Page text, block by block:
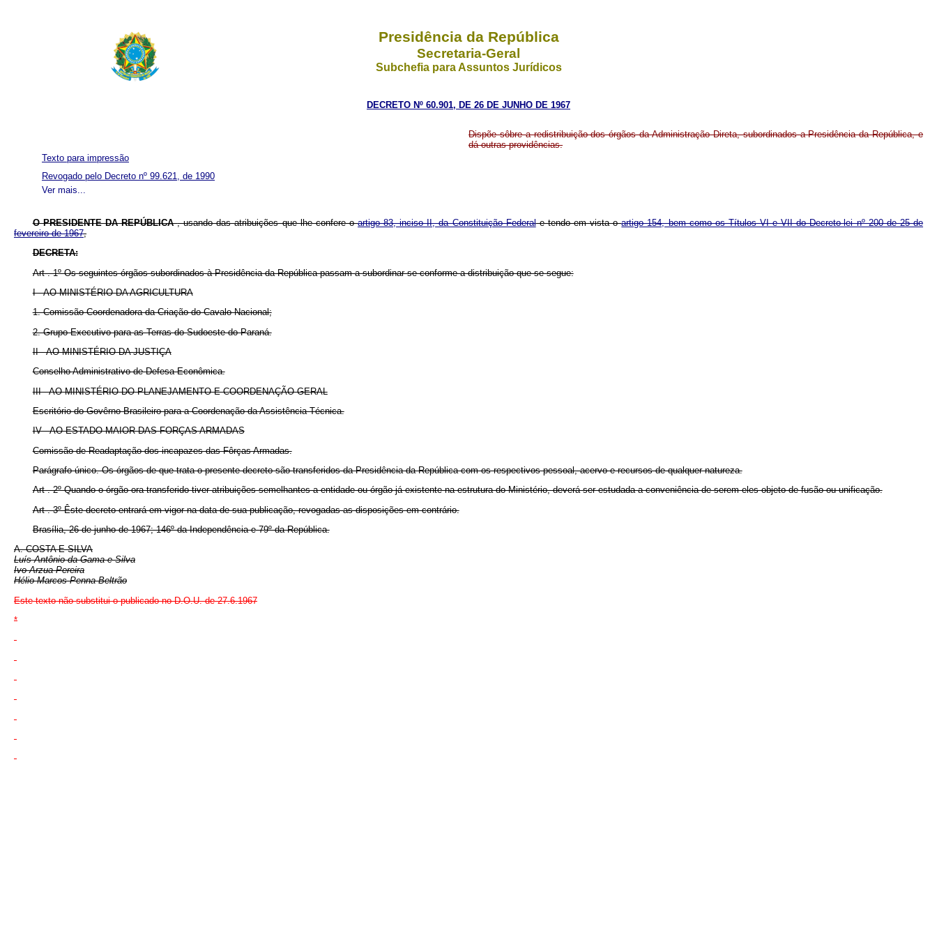
Presidência da República
Secretaria-Geral
Subchefia para Assuntos Jurídicos
DECRETO Nº 60.901, DE 26 DE JUNHO DE 1967
Dispõe sôbre a redistribuição dos órgãos da Administração Direta, subordinados a Presidência da República, e
dá outras providências.
Ver mais...
Texto para impressão
Revogado pelo Decreto nº 99.621, de 1990
O PRESIDENTE DA REPÚBLICA, usando das atribuições que lhe confere oartigo 83, inciso II, da Constituição Federale tendo em vista oartigo 154, bem como os Títulos VI e VII do Decreto-lei nº 200 de 25 de
fevereiro de 1967,
DECRETA:
Art . 1º Os seguintes órgãos subordinados à Presidência da República passam a subordinar-se conforme a distribuição que se segue:
I - AO MINISTÉRIO DA AGRICULTURA
1. Comissão Coordenadora da Criação do Cavalo Nacional;
2. Grupo Executivo para as Terras do Sudoeste do Paraná.
II - AO MINISTÉRIO DA JUSTIÇA
Conselho Administrativo de Defesa Econômica.
III - AO MINISTÉRIO DO PLANEJAMENTO E COORDENAÇÃO GERAL
Escritório do Govêrno Brasileiro para a Coordenação da Assistência Técnica.
IV - AO ESTADO-MAIOR DAS FORÇAS ARMADAS
Comissão de Readaptação dos incapazes das Fôrças Armadas.
Parágrafo único. Os órgãos de que trata o presente decreto são transferidos da Presidência da República com os respectivos pessoal, acervo e recursos de qualquer natureza.
Art . 2º Quando o órgão ora transferido tiver atribuições semelhantes a entidade ou órgão já existente na estrutura do Ministério, deverá ser estudada a conveniência de serem eles objeto de fusão ou unificação.
Art . 3º Êste decreto entrará em vigor na data de sua publicação, revogadas as disposições em contrário.
Brasília, 26 de junho de 1967; 146º da Independência e 79º da República.
A. COSTA E SILVA
Luís Antônio da Gama e Silva
Ivo Arzua Pereira
Hélio Marcos Penna Beltrão
Este texto não substitui o publicado no D.O.U. de 27.6.1967
*